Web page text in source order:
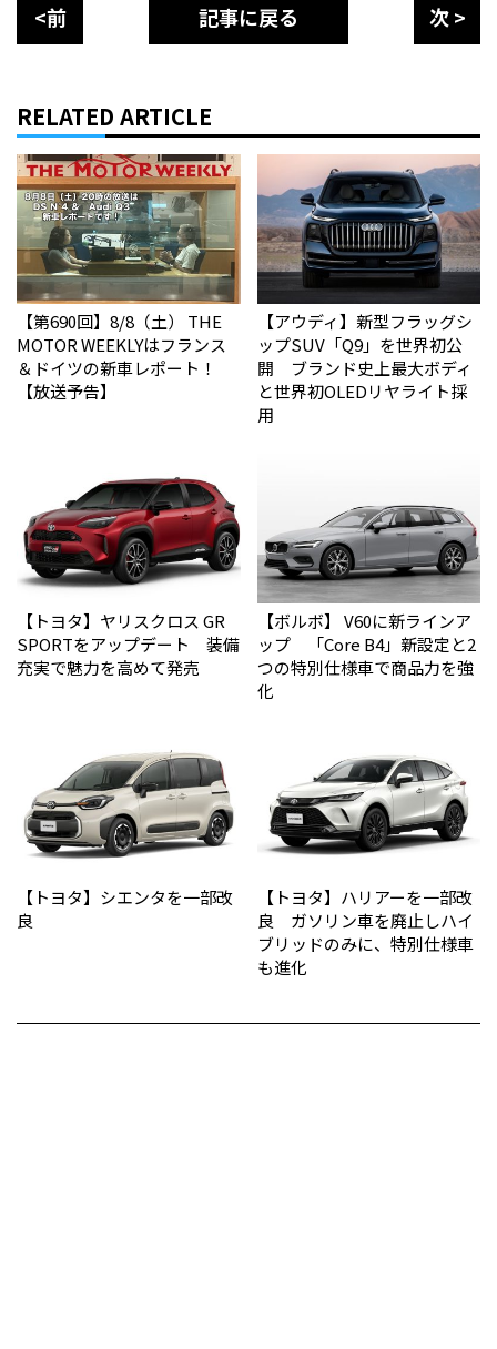
<前 記事に戻る 次 >
RELATED ARTICLE
【第690回】8/8（土） THE
MOTOR WEEKLYはフランス
＆ドイツの新車レポート！
【放送予告】
【アウディ】新型フラッグシ
ップSUV「Q9」を世界初公
開 ブランド史上最大ボディ
と世界初OLEDリヤライト採
用
【トヨタ】ヤリスクロス GR
SPORTをアップデート 装備
充実で魅力を高めて発売
【ボルボ】 V60に新ラインア
ップ 「Core B4」新設定と2
つの特別仕様車で商品力を強
化
【トヨタ】シエンタを一部改
良
【トヨタ】ハリアーを一部改
良 ガソリン車を廃止しハイ
ブリッドのみに、特別仕様車
も進化